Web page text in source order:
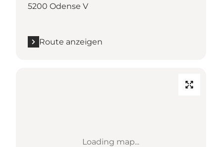
5200 Odense V
Route anzeigen
Loading map...